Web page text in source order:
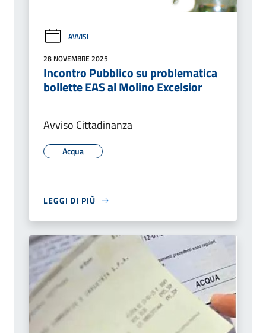
AVVISI
28 NOVEMBRE 2025
Incontro Pubblico su problematica
bollette EAS al Molino Excelsior
Avviso Cittadinanza
Acqua
LEGGI DI PIÙ